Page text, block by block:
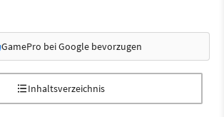
GamePro bei Google bevorzugen
Inhaltsverzeichnis